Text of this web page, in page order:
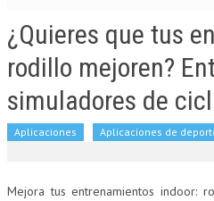
MANUALES
¿Quieres que tus
rodillo mejoren?
simuladores de
Aplicaciones Aplicaciones de
Mejora tus entrenamientos indoor: